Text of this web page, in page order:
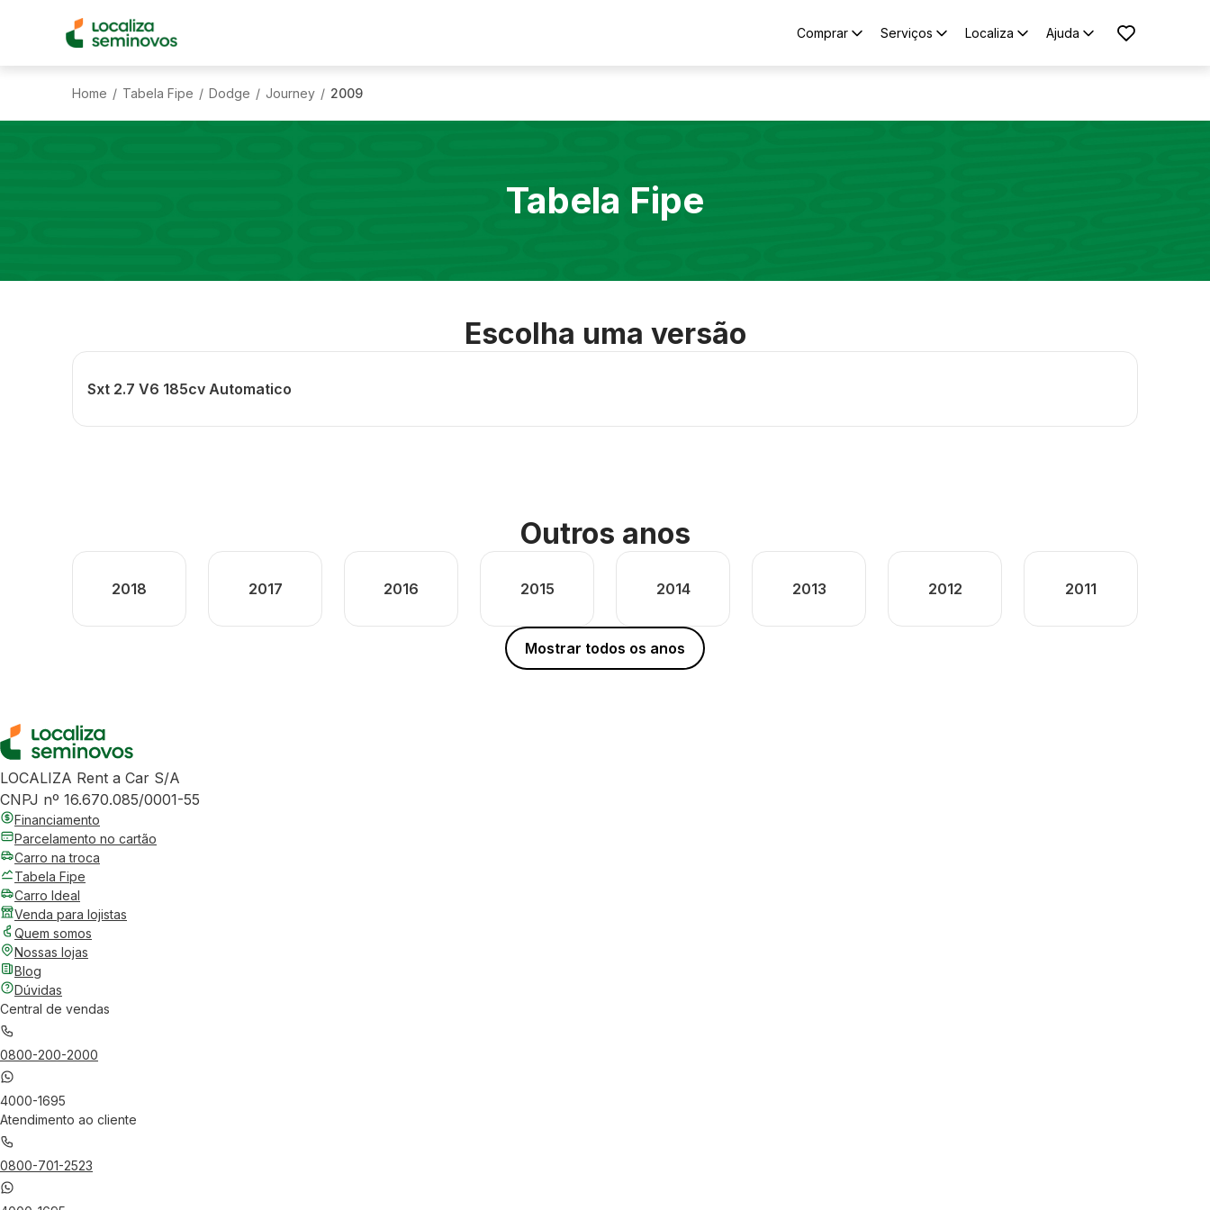
Comprar Serviços Localiza Ajuda
Home / Tabela Fipe / Dodge / Journey / 2009
Tabela Fipe
Escolha uma versão
Sxt 2.7 V6 185cv Automatico
Outros anos
2018 2017 2016 2015 2014 2013 2012 2011
Mostrar todos os anos
LOCALIZA Rent a Car S/A
CNPJ nº 16.670.085/0001-55
Financiamento
Parcelamento no cartão
Carro na troca
Tabela Fipe
Carro Ideal
Venda para lojistas
Quem somos
Nossas lojas
Blog
Dúvidas
Central de vendas
0800-200-2000
4000-1695
Atendimento ao cliente
0800-701-2523